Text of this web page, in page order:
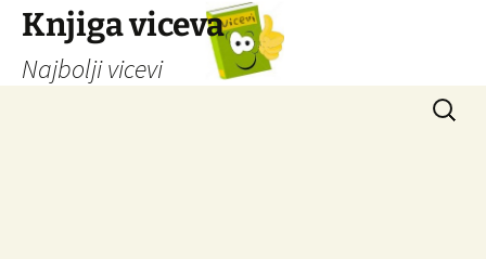
Knjiga viceva
Najbolji vicevi